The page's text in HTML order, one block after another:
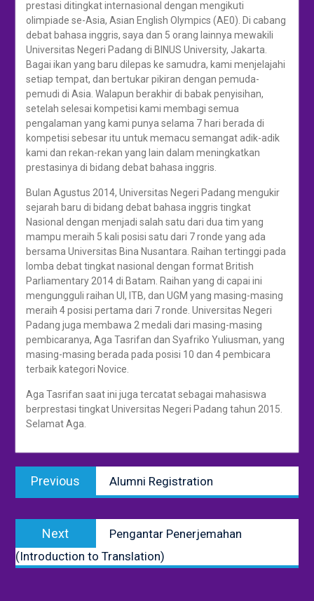
prestasi ditingkat internasional dengan mengikuti
olimpiade se-Asia, Asian English Olympics (AE0). Di cabang
debat bahasa inggris, saya dan 5 orang lainnya mewakili
Universitas Negeri Padang di BINUS University, Jakarta.
Bagai ikan yang baru dilepas ke samudra, kami menjelajahi
setiap tempat, dan bertukar pikiran dengan pemuda-
pemudi di Asia. Walapun berakhir di babak penyisihan,
setelah selesai kompetisi kami membagi semua
pengalaman yang kami punya selama 7 hari berada di
kompetisi sebesar itu untuk memacu semangat adik-adik
kami dan rekan-rekan yang lain dalam meningkatkan
prestasinya di bidang debat bahasa inggris.
Bulan Agustus 2014, Universitas Negeri Padang mengukir
sejarah baru di bidang debat bahasa inggris tingkat
Nasional dengan menjadi salah satu dari dua tim yang
mampu meraih 5 kali posisi satu dari 7 ronde yang ada
bersama Universitas Bina Nusantara. Raihan tertinggi pada
lomba debat tingkat nasional dengan format British
Parliamentary 2014 di Batam. Raihan yang di capai ini
mengungguli raihan UI, ITB, dan UGM yang masing-masing
meraih 4 posisi pertama dari 7 ronde. Universitas Negeri
Padang juga membawa 2 medali dari masing-masing
pembicaranya, Aga Tasrifan dan Syafriko Yuliusman, yang
masing-masing berada pada posisi 10 dan 4 pembicara
terbaik kategori Novice.
Aga Tasrifan saat ini juga tercatat sebagai mahasiswa
berprestasi tingkat Universitas Negeri Padang tahun 2015.
Selamat Aga.
Navigasi
posPrevious
post:
Alumni Registration
Next
post:
Pengantar Penerjemahan
(Introduction to Translation)